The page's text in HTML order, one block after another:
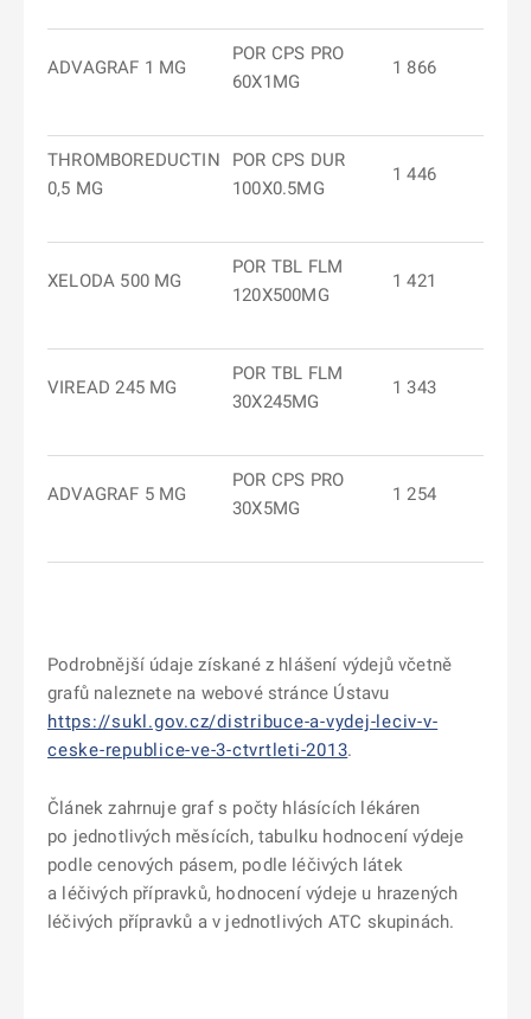
ADVAGRAF 1 MG
POR CPS PRO
60X1MG
1 866
THROMBOREDUCTIN
0,5 MG
POR CPS DUR
100X0.5MG
1 446
XELODA 500 MG
POR TBL FLM
120X500MG
1 421
VIREAD 245 MG
POR TBL FLM
30X245MG
1 343
ADVAGRAF 5 MG
POR CPS PRO
30X5MG
1 254
Podrobnější údaje získané z hlášení výdejů včetně
grafů naleznete na webové stránce Ústavu
https://sukl.gov.cz/distribuce-a-vydej-leciv-v-
ceske-republice-ve-3-ctvrtleti-2013.
Článek zahrnuje graf s počty hlásících lékáren
po jednotlivých měsících, tabulku hodnocení výdeje
podle cenových pásem, podle léčivých látek
a léčivých přípravků, hodnocení výdeje u hrazených
léčivých přípravků a v jednotlivých ATC skupinách.